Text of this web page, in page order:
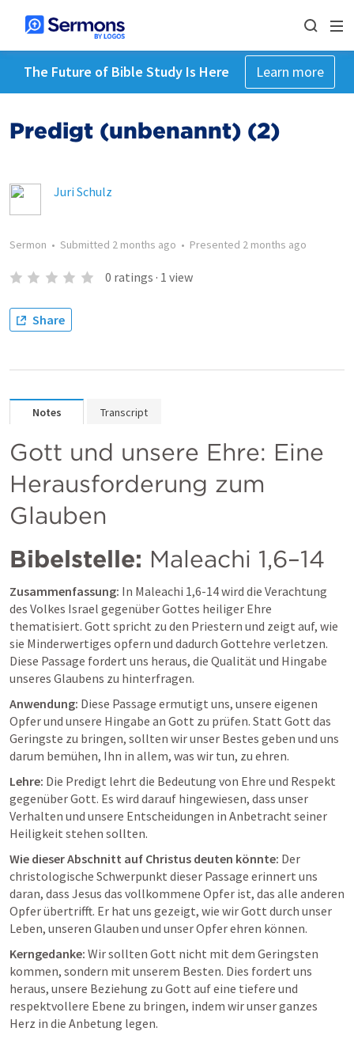
The Future of Bible Study Is Here Learn more
Predigt (unbenannt) (2)
Juri Schulz
Sermon • Submitted 2 months ago • Presented 2 months ago
0 ratings · 1 view
Share
Notes Transcript
Gott und unsere Ehre: Eine
Herausforderung zum
Glauben
Bibelstelle: Maleachi 1,6–14
Zusammenfassung: In Maleachi 1,6-14 wird die Verachtung
des Volkes Israel gegenüber Gottes heiliger Ehre
thematisiert. Gott spricht zu den Priestern und zeigt auf, wie
sie Minderwertiges opfern und dadurch Gottehre verletzen.
Diese Passage fordert uns heraus, die Qualität und Hingabe
unseres Glaubens zu hinterfragen.
Anwendung: Diese Passage ermutigt uns, unsere eigenen
Opfer und unsere Hingabe an Gott zu prüfen. Statt Gott das
Geringste zu bringen, sollten wir unser Bestes geben und uns
darum bemühen, Ihn in allem, was wir tun, zu ehren.
Lehre: Die Predigt lehrt die Bedeutung von Ehre und Respekt
gegenüber Gott. Es wird darauf hingewiesen, dass unser
Verhalten und unsere Entscheidungen in Anbetracht seiner
Heiligkeit stehen sollten.
Wie dieser Abschnitt auf Christus deuten könnte: Der
christologische Schwerpunkt dieser Passage erinnert uns
daran, dass Jesus das vollkommene Opfer ist, das alle anderen
Opfer übertrifft. Er hat uns gezeigt, wie wir Gott durch unser
Leben, unseren Glauben und unser Opfer ehren können.
Kerngedanke: Wir sollten Gott nicht mit dem Geringsten
kommen, sondern mit unserem Besten. Dies fordert uns
heraus, unsere Beziehung zu Gott auf eine tiefere und
respektvollere Ebene zu bringen, indem wir unser ganzes
Herz in die Anbetung legen.